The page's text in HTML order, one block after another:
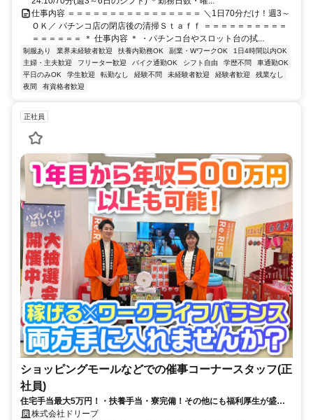
仕事内容 ＝＝＝＝＝＝＝＝＝＝＝＝＝＝＝＝ ＼1日70分だけ！週3～
ＯＫ／ パチンコ店の閉店後の清掃Ｓｔａｆｆ ＝＝＝＝＝＝＝＝＝＝
＝＝＝＝＝＝ ＊ 仕事内容 ＊ ・パチンコ台やスロット台の拭...
制服あり 業界未経験者歓迎 扶養内勤務OK 副業・WワークOK
1日4時間以内OK
主婦・主夫歓迎
フリーター歓迎 バイク通勤OK シフト自由 学歴不問
車通勤OK
平日のみOK
学生歓迎 転勤なし 経験不問 未経験者歓迎 経験者歓迎
残業なし
夜間
有資格者歓迎
正社員
ショッピングモールなどでの催事コーナースタッフ(正
社員)
住宅手当最大5万円！・扶養手当・寮完備！その他にも福利厚生が盛り
沢山◎年間休日120日×残業少なめで無理なく働ける環境
株式会社ドリープ